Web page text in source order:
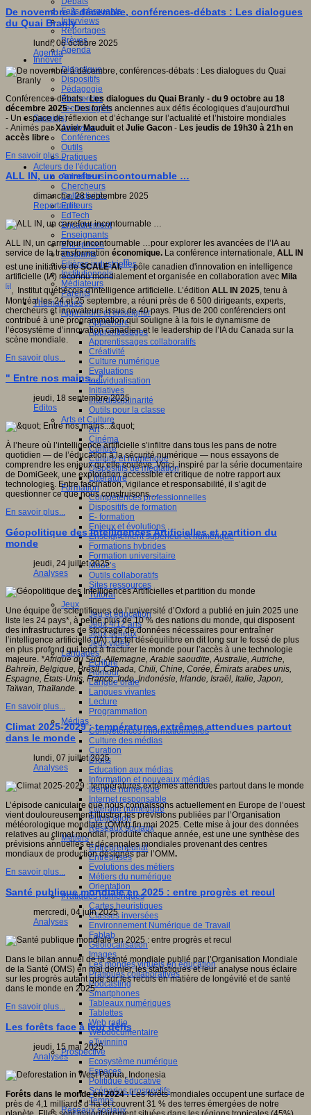
Faits marquants
Interviews
Reportages
Brèves
Agenda
Innover
Didactique
Dispositifs
Pédagogie
Recherche
Technologies
Savoir(s)
Analyses
Conférences
Outils
Pratiques
Acteurs de l'éducation
Animateurs
Chercheurs
Collectivités
Editeurs
EdTech
Encadrement
Enseignants
Entreprises
Etudiants
Filières industrielles
Institutionnels
Médiateurs
Parents
Thématiques
Apprendre et enseigner
Apprendre
Apprentissages
Apprentissages collaboratifs
Créativité
Culture numérique
Evaluations
Individualisation
Initiatives
Interdisciplinarité
Outils pour la classe
Arts et Culture
Art
Cinéma
Culture
Culture et numérique
Dispositifs de médiation
Littérature
Formation
Compétences professionnelles
Dispositifs de formation
E- formation
Enjeux et évolutions
Enseignement supérieur et numérique
Formations hybrides
Formation universitaire
Mooc’s
Outils collaboratifs
Sites ressources
Tutorat
Jeux
Jeu et éducation
Jeux 4/12 ans
Jeux sérieux
Jeux vidéo
Langages
Ecriture
Humour
Langue orale
Langues vivantes
Lecture
Programmation
Médias
Compétences informationnelles
Culture des médias
Curation
Droits
Education aux médias
Information et nouveaux médias
Identité numérique
Internet responsable
Littératie numérique
Publication
Réseaux sociaux
Métiers
Entrepreneuriat
Entreprises
Evolutions des métiers
Métiers du numérique
Orientation
Pratiques numériques
Cartes heuristiques
Classes inversées
Environnement Numérique de Travail
Fablab
Géolocalisation
Images
Les mondes virtuels en éducation
Pratiques collaboratives
Podcasting
Smartphones
Tableaux numériques
Tablettes
Web radio
Webdocumentaire
eTwinning
Prospective
Ecosystème numérique
Espaces
Politique éducative
Scénarios prospectifs
Temps
Réseaux sociaux
De novembre à décembre, conférences-débats : Les dialogues
du Quai Branly
lundi, 06 octobre 2025
Agenda
Conférences-débats -Les dialogues du Quai Branly - du 9 octobre au 18
décembre 2025- Des forêts anciennes aux défis écologiques d'aujourd'hui
- Un espace de réflexion et d’échange sur l’actualité et l’histoire mondiales
- Animés parXavier Mauduit etJulie Gacon - Les jeudis de 19h30 à 21h en
accès libre
En savoir plus...
ALL IN, un carrefour incontournable …
dimanche, 28 septembre 2025
Reportages
ALL IN, un carrefour incontournable …pour explorer les avancées de l’IA au
service de la transformation économique. La conférence internationale, ALL IN
est une initiative deSCALE AI.
[i]
, pôle canadien d'innovation en intelligence
artificielle (IA) reconnu mondialement et organisée en collaboration avec Mila
[ii]
, Institut québécois d'intelligence artificielle. L’édition ALL IN 2025, tenu à
Montréal les 24 et 25 septembre, a réuni près de 6 500 dirigeants, experts,
chercheurs et innovateurs issus de 40 pays. Plus de 200 conférenciers ont
contribué à une programmation qui souligne à la fois le dynamisme de
l’écosystème d’innovation canadien et le leadership de l’IA du Canada sur la
scène mondiale.
En savoir plus...
" Entre nos mains..."
jeudi, 18 septembre 2025
Editos
À l’heure où l’intelligence artificielle s’infiltre dans tous les pans de notre
quotidien — de l’éducation à la sécurité numérique — nous essayons de
comprendre les enjeux qu’elle soulève. Voici, inspiré par la série documentaire
de DomiGeek, une exploration accessible et critique de notre rapport aux
technologies. Entre fascination, vigilance et responsabilité, il s’agit de
questionner ce que nous construisons…
En savoir plus...
Géopolitique des Intelligences Artificielles et partition du
monde
jeudi, 24 juillet 2025
Analyses
Une équipe de scientifiques de l’université d’Oxford a publié en juin 2025 une
liste les 24 pays*, à peine plus de 10 % des nations du monde, qui disposent
des infrastructures de stockage de données nécessaires pour entraîner
l’intelligence artificielle (IA). Un tel déséquilibre en dit long sur le fossé de plus
en plus profond qui tend à fracturer le monde pour l’accès à une technologie
majeure. *Afrique du Sud, Allemagne, Arabie saoudite, Australie, Autriche,
Bahreïn, Belgique, Brésil, Canada, Chili, Chine, Corée, Émirats arabes unis,
Espagne, États-Unis, France, Inde, Indonésie, Irlande, Israël, Italie, Japon,
Taïwan, Thaïlande.
En savoir plus...
Climat 2025-2029 : températures extrêmes attendues partout
dans le monde
lundi, 07 juillet 2025
Analyses
L’épisode caniculaire que nous connaissons actuellement en Europe de l’ouest
vient douloureusement illustrer les prévisions publiées par l’Organisation
météorologique mondiale (OMM) fin mai 2025. Cette mise à jour des données
relatives au climat mondial, produite chaque année, est une une synthèse des
prévisions annuelles et décennales mondiales provenant des centres
mondiaux de production désignés par l’OMM.
En savoir plus...
Santé publique mondiale en 2025 : entre progrès et recul
mercredi, 04 juin 2025
Analyses
Dans le bilan annuel de la santé mondiale publié par l’Organisation Mondiale
de la Santé (OMS) en mai dernier, les statistiques et leur analyse nous éclaire
sur les progrès autant que sur les reculs en matière de longévité et de santé
dans le monde en 2025.
En savoir plus...
Les forêts face à leur défis
jeudi, 15 mai 2025
Analyses
Forêts dans le monde en 2024 :Les forêts mondiales occupent une surface de
près de 4,1 milliards d’ha et couvrent 31 % des terres émergées de notre